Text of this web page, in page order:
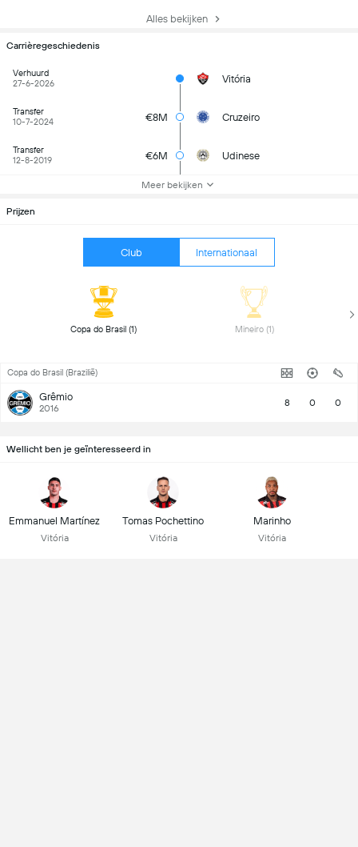
Alles bekijken
Carrièregeschiedenis
Verhuurd
27-6-2026
Vitória
Transfer
10-7-2024
€8M Cruzeiro
Transfer
12-8-2019
€6M Udinese
Meer bekijken
Prijzen
Club Internationaal
Mineiro (1)
Copa do Brasil (Brazilië)
Grêmio
2016 8 0 0
Wellicht ben je geïnteresseerd in
Emmanuel Martínez
Vitória
Tomas Pochettino
Vitória
Marinho
Vitória